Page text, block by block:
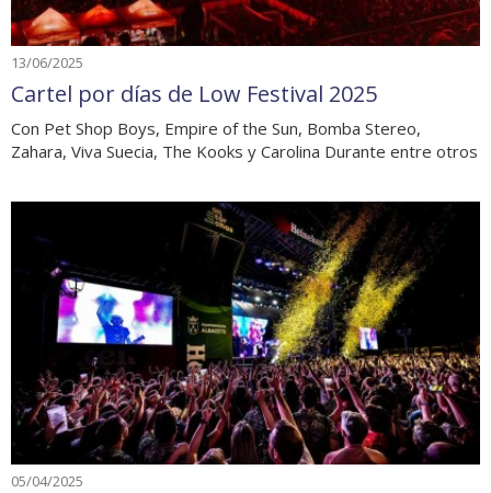
13/06/2025
Cartel por días de Low Festival 2025
Con Pet Shop Boys, Empire of the Sun, Bomba Stereo,
Zahara, Viva Suecia, The Kooks y Carolina Durante entre otros
05/04/2025